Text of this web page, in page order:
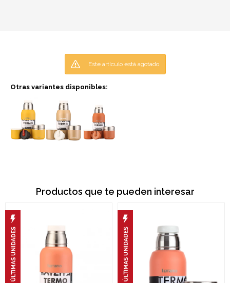
Este artículo está agotado.
Otras variantes disponibles:
Productos que te pueden interesar